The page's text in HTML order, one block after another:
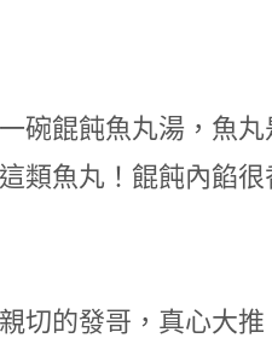
碗餛飩魚丸湯，魚
類魚丸！餛飩內餡很
切的發哥，真心大